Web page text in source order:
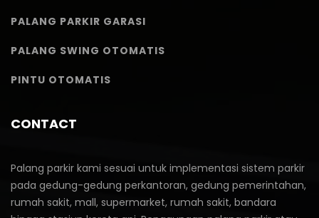
PALANG PARKIR GARASI
PALANG SWING OTOMATIS
PINTU OTOMATIS
CONTACT
Palang parkir kami sesuai untuk implementasi sistem parkir
pada gedung-gedung perkantoran, gedung pemerintahan,
rumah sakit, mall, supermarket, rumah sakit, bandara